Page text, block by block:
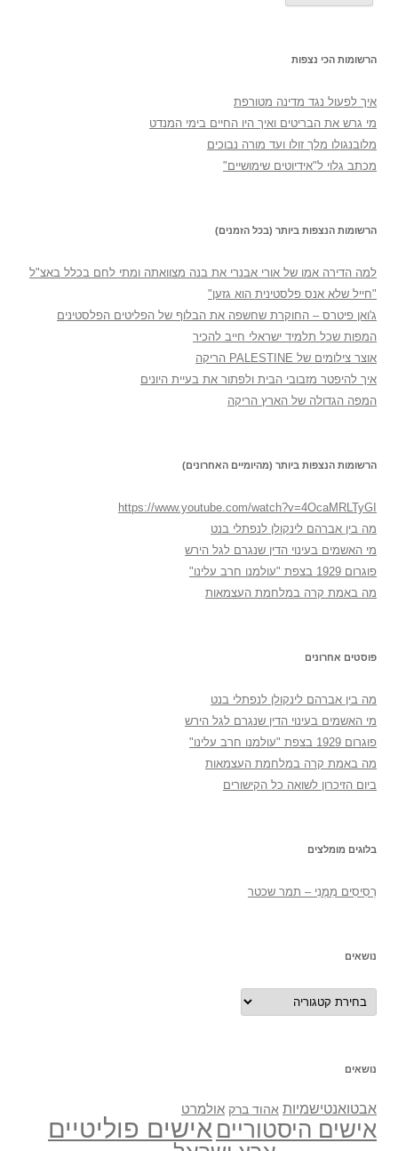
הרשומות הכי נצפות
איך לפעול נגד מדינה מטורפת
מי גרש את הבריטים ואיך היו החיים בימי המנדט
מלובנגולו מלך זולו ועד מורה נבוכים
מכתב גלוי ל"אידיוטים שימושיים"
הרשומות הנצפות ביותר (בכל הזמנים)
למה הדירה אמו של אורי אבנרי את בנה מצוואתה ומתי לחם בכלל באצ"ל
"חייל שלא אנס פלסטינית הוא גזען"
ג'ואן פיטרס – החוקרת שחשפה את הבלוף של הפליטים הפלסטינים
המפות שכל תלמיד ישראלי חייב להכיר
אוצר צילומים של PALESTINE הריקה
איך להיפטר מזבובי הבית ולפתור את בעיית היונים
המפה הגדולה של הארץ הריקה
הרשומות הנצפות ביותר (מהיומיים האחרונים)
https://www.youtube.com/watch?v=4OcaMRLTyGI
מה בין אברהם לינקולן לנפתלי בנט
מי האשמים בעינוי הדין שנגרם לגל הירש
פוגרום 1929 בצפת "עולמנו חרב עלינו"
מה באמת קרה במלחמת העצמאות
פוסטים אחרונים
מה בין אברהם לינקולן לנפתלי בנט
מי האשמים בעינוי הדין שנגרם לגל הירש
פוגרום 1929 בצפת "עולמנו חרב עלינו"
מה באמת קרה במלחמת העצמאות
ביום הזיכרון לשואה כל הקישורים
בלוגים מומלצים
רְסִיסִים מִמֶנִי – תמר שכטר
נושאים
נושאים
נושאים
אבטואנטישמיות אהוד ברק אולמרט
אישים היסטוריים אישים פוליטיים